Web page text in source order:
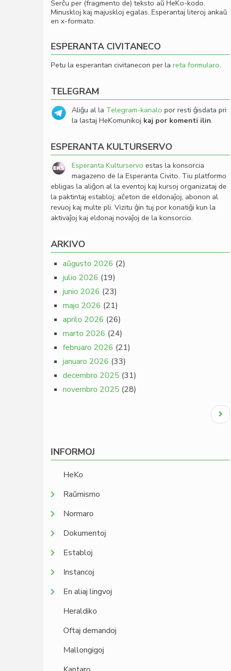
Serĉu per (fragmento de) teksto aŭ HeKo-kodo.
Minuskloj kaj majuskloj egalas. Esperantaj literoj ankaŭ
en x-formato.
ESPERANTA CIVITANECO
Petu la esperantan civitanecon per la reta formularo.
TELEGRAM
Aliĝu al la Telegram-kanalo por resti ĝisdata pri
la lastaj HeKomunikoj kaj por komenti ilin.
ESPERANTA KULTURSERVO
Esperanta Kulturservo estas la konsorcia
magazeno de la Esperanta Civito. Tiu platformo
ebligas la aliĝon al la eventoj kaj kursoj organizataj de
la paktintaj establoj, aĉeton de eldonaĵoj, abonon al
revuoj kaj multe pli. Vizitu ĝin tuj por konatiĝi kun la
aktivaĵoj kaj eldonaj novaĵoj de la konsorcio.
ARKIVO
aŭgusto 2026 (2)
julio 2026 (19)
junio 2026 (23)
majo 2026 (21)
aprilo 2026 (26)
marto 2026 (24)
februaro 2026 (21)
januaro 2026 (33)
decembro 2025 (31)
novembro 2025 (28)
Next
page
INFORMOJ
HeKo
Raŭmismo
Normaro
Dokumentoj
Establoj
Instancoj
En aliaj lingvoj
Heraldiko
Oftaj demandoj
Mallongigoj